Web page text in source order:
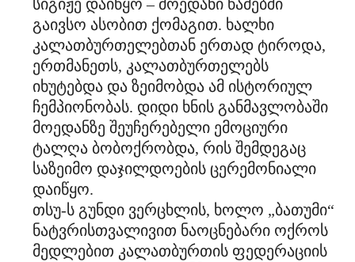
სიგიჟე დაიწყო – მოედანი წამებში
გაივსო ასობით ქომაგით. ხალხი
კალათბურთელებთან ერთად ტიროდა,
ერთმანეთს, კალათბურთელებს
იხუტებდა და ზეიმობდა ამ ისტორიულ
ჩემპიონობას. დიდი ხნის განმავლობაში
მოედანზე შეუჩერებელი ემოციური
ტალღა ბობოქრობდა, რის შემდეგაც
საზეიმო დაჯილდოების ცერემონიალი
დაიწყო.
თსუ-ს გუნდი ვერცხლის, ხოლო „ბათუმი“
ნატვრისთვალივით ნაოცნებარი ოქროს
მედლებით კალათბურთის ფედერაციის